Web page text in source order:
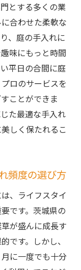
とする多くの業
合わせた柔軟な
、庭の手入れに
味にもっと時間
平日の合間に庭
ロのサービスを
ことができま
た最適な手入れ
しく保たれるこ
頻度の選び方
、ライフスタイ
です。茨城県の
が盛んに成長す
です。しかし、
に一度でも十分